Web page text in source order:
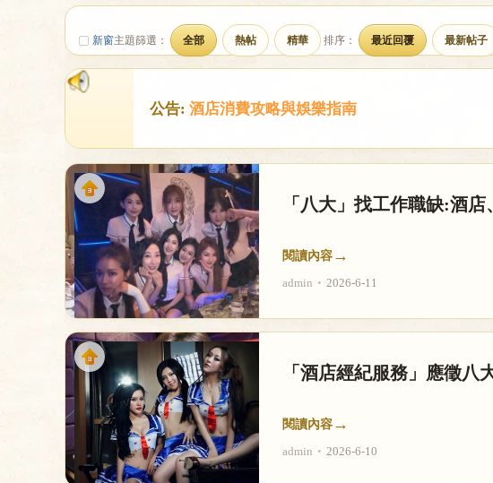
店
經
新窗主題篩選： 全部 熱帖 精華 排序： 最近回覆 最新帖子
公告: 酒店消費攻略與娛樂指南
「八大」找工作職缺:酒
閱讀內容 →
admin • 2026-6-11
「酒店經紀服務」應徵
閱讀內容 →
admin • 2026-6-10